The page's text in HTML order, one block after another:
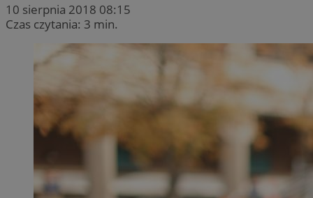
10 sierpnia 2018 08:15
Czas czytania: 3 min.